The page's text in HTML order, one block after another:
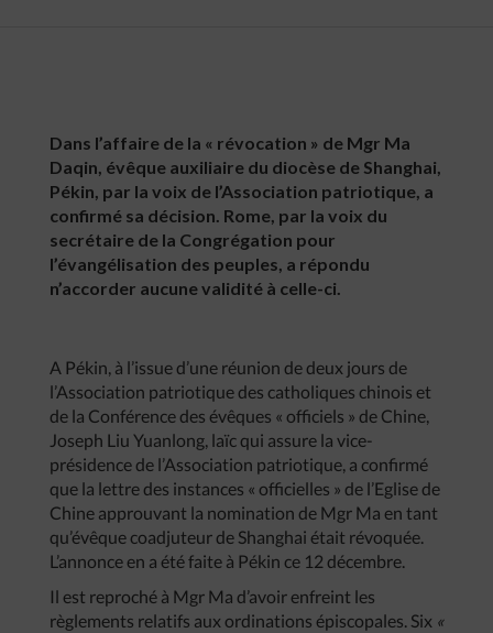
Dans l’affaire de la « révocation » de Mgr Ma
Daqin, évêque auxiliaire du diocèse de Shanghai,
Pékin, par la voix de l’Association patriotique, a
confirmé sa décision. Rome, par la voix du
secrétaire de la Congrégation pour
l’évangélisation des peuples, a répondu
n’accorder aucune validité à celle-ci.
A Pékin, à l’issue d’une réunion de deux jours de
l’Association patriotique des catholiques chinois et
de la Conférence des évêques « officiels » de Chine,
Joseph Liu Yuanlong, laïc qui assure la vice-
présidence de l’Association patriotique, a confirmé
que la lettre des instances « officielles » de l’Eglise de
Chine approuvant la nomination de Mgr Ma en tant
qu’évêque coadjuteur de Shanghai était révoquée.
L’annonce en a été faite à Pékin ce 12 décembre.
Il est reproché à Mgr Ma d’avoir enfreint les
règlements relatifs aux ordinations épiscopales. Six «